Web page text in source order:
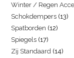
Winter / Regen
Schokdempers 13
Spatborden 12
Spiegels 17
Zij Standaard 14